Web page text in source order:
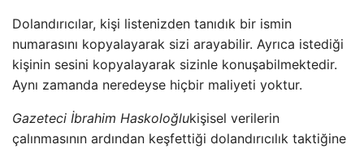
Dolandırıcılar, kişi listenizden tanıdık bir ismin
numarasını kopyalayarak sizi arayabilir. Ayrıca istediği
kişinin sesini kopyalayarak sizinle konuşabilmektedir.
Aynı zamanda neredeyse hiçbir maliyeti yoktur.
Gazeteci İbrahim Haskoloğlukişisel verilerin
çalınmasının ardından keşfettiği dolandırıcılık taktiğine